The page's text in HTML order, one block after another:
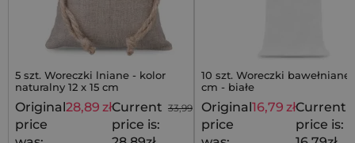
5 szt. Woreczki lniane - kolor
naturalny 12 x 15 cm
33,99 zł
Original
price
28,89 złCurrent
price is:
10 szt. Woreczki bawełniane
cm - białe
Original
price
16,79 złCurrent
price is: